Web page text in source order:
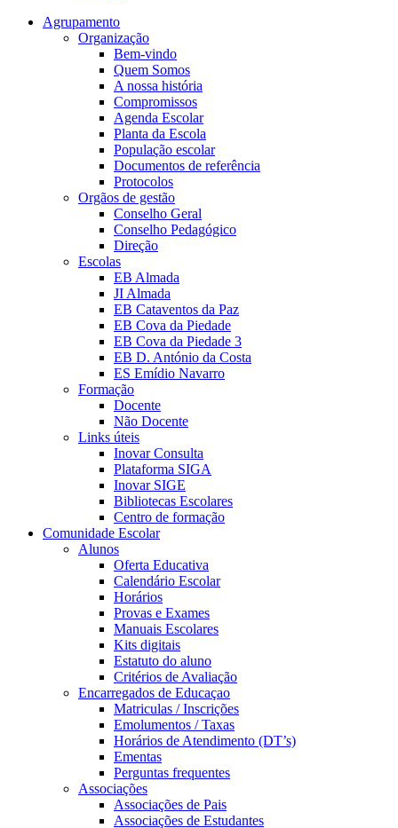
Agrupamento
Organização
Bem-vindo
Quem Somos
A nossa história
Compromissos
Agenda Escolar
Planta da Escola
População escolar
Documentos de referência
Protocolos
Orgãos de gestão
Conselho Geral
Conselho Pedagógico
Direção
Escolas
EB Almada
JI Almada
EB Cataventos da Paz
EB Cova da Piedade
EB Cova da Piedade 3
EB D. António da Costa
ES Emídio Navarro
Formação
Docente
Não Docente
Links úteis
Inovar Consulta
Plataforma SIGA
Inovar SIGE
Bibliotecas Escolares
Centro de formação
Comunidade Escolar
Alunos
Oferta Educativa
Calendário Escolar
Horários
Provas e Exames
Manuais Escolares
Kits digitais
Estatuto do aluno
Critérios de Avaliação
Encarregados de Educaçao
Matriculas / Inscrições
Emolumentos / Taxas
Horários de Atendimento (DT’s)
Ementas
Perguntas frequentes
Associações
Associações de Pais
Associações de Estudantes